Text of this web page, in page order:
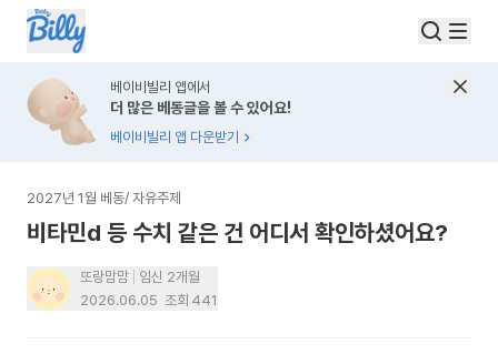
베이비빌리 앱에서
더 많은 베동글을 볼 수 있어요!
베이비빌리 앱 다운받기
2027년 1월 베동/ 자유주제
비타민d 등 수치 같은 건 어디서 확인하셨어요?
또랑맘맘
임신 2개월
2026.06.05 조회 441